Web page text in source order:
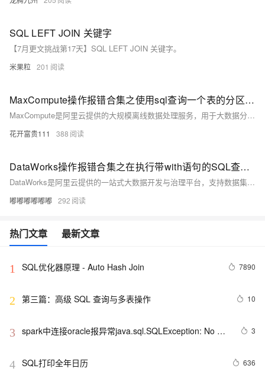
SQL LEFT JOIN 关键字
【7月更文挑战第17天】SQL LEFT JOIN 关键字。
米果粒 201
MaxCompute操作报错合集之使用sql查询一个表的分区数据时遇到报错，该如何解决
MaxCompute是阿里云提供的大规模离线数据处理服务，用于大数据分析、挖掘和报表生成等场景。在使用MaxCompute进行数据处理时，可能会遇到各种操作报错。以下是一些常见的MaxCompute操作报错及其可能的原因与解决措施的合集。
花开富贵111 388
DataWorks操作报错合集之在执行带with语句的SQL查询时出现了错误，是什么原因
DataWorks是阿里云提供的一站式大数据开发与治理平台，支持数据集成、数据开发、数据服务、数据质量管理、数据安全管理等全流程数据处理。在使用DataWorks过程中，可能会遇到各种操作报错。以下是一些常见的报错情况及其可能的原因和解决方法。
嘟嘟嘟嘟嘟嘟 292
热门文章 最新文章
1 SQL优化器原理 - Auto Hash Join 7890
2 第三篇：高级 SQL 查询与多表操作 10
3 spark中连接oracle报异常java.sql.SQLException: No
3
4 SQL打印全年日历 636